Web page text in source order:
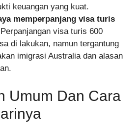
keuangan yang kuat.
memperpanjang visa turis
Perpanjangan visa turis 600
di lakukan, namun tergantung
imigrasi Australia dan alasan
Umum Dan Cara